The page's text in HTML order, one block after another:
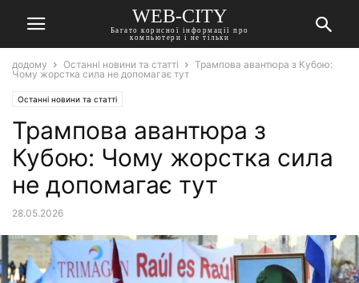
WEB-CITY
Багато корисної інформації про
компьютери і не тільки
додому Останні новини та статті
Трампова авантюра з Кубою:
Чому жорстка сила не допомагає тут
Останні новини та статті
Трампова авантюра з
Кубою: Чому жорстка сила
не допомагає тут
28.05.2026